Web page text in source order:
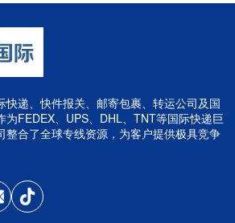
快递、快件报关、邮寄包裹、转运公司及国
为FEDEX、UPS、DHL、TNT等国际快递巨
整合了全球专线资源，为客户提供极具竞争